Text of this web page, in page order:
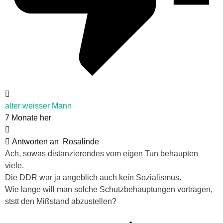
alter weisser Mann
7 Monate her
Antworten an
Rosalinde
Ach, sowas distanzierendes vom eigen Tun behaupten
viele.
Die DDR war ja angeblich auch kein Sozialismus.
Wie lange will man solche Schutzbehauptungen vortragen,
ststt den Mißstand abzustellen?